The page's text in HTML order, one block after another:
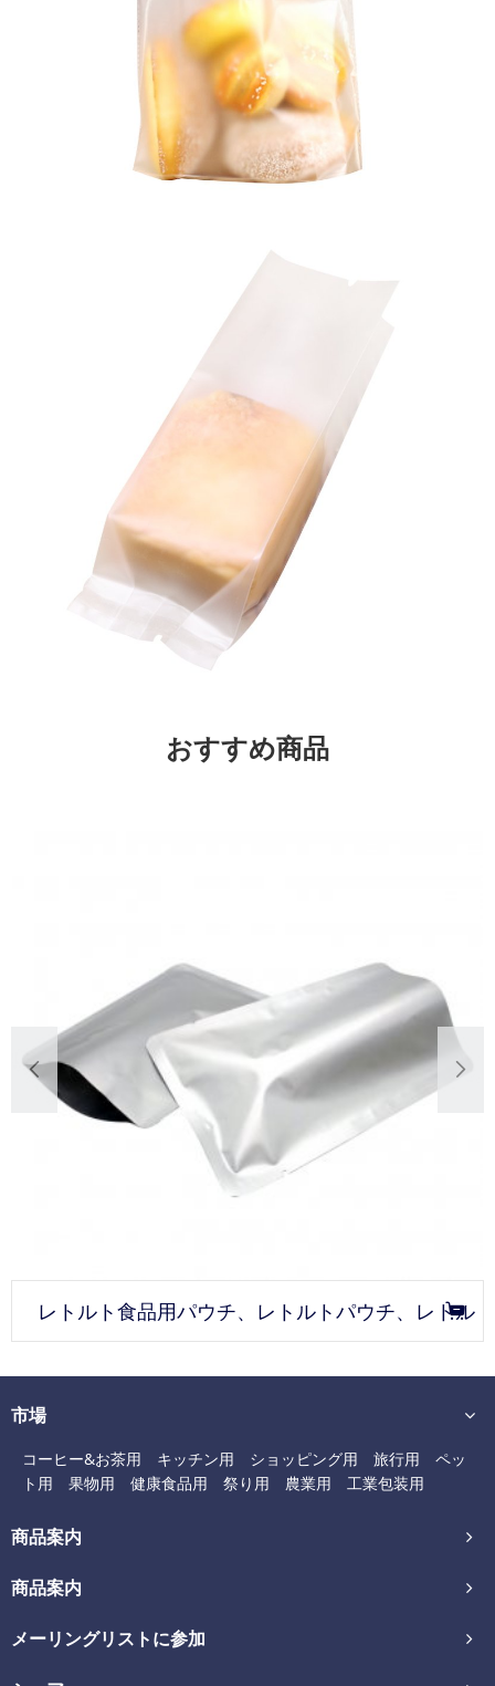
おすすめ商品
レトルト食品用パウチ、レトルトパウチ、レトル
ト用袋
市場
コーヒー&お茶用 キッチン用 ショッピング用 旅行用
ペッ
ト用
果物用 健康食品用 祭り用 農業用 工業包装用
商品案内
商品案内
メーリングリストに参加